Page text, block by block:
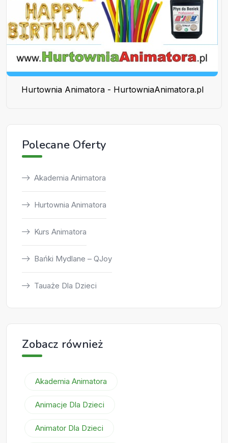
Hurtownia Animatora - HurtowniaAnimatora.pl
Polecane Oferty
Akademia Animatora
Hurtownia Animatora
Kurs Animatora
Bańki Mydlane – QJoy
Tauaże Dla Dzieci
Zobacz również
Akademia Animatora
Animacje Dla Dzieci
Animator Dla Dzieci